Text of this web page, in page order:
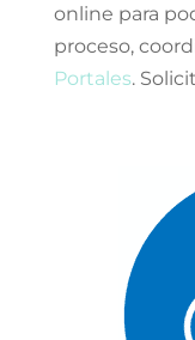
online para
proceso,
Portales.